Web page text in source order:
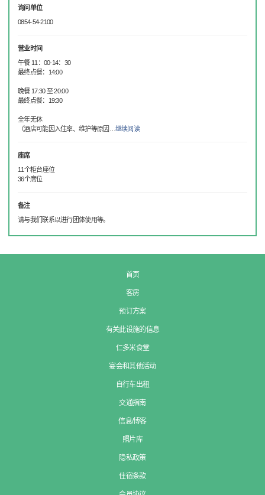
询问单位
0854-54-2100
营业时间
午餐 11：00-14：30
最终点餐：14:00
晚餐 17:30 至 20:00
最终点餐：19:30
全年无休
（酒店可能因入住率、维护等原因
继续阅读
座席
11个柜台座位
36个席位
备注
请与我们联系以进行团体使用等。
首页
客房
预订方案
有关此设施的信息
仁多米食堂
宴会和其他活动
自行车出租
交通指南
信息/博客
照片库
隐私政策
住宿条款